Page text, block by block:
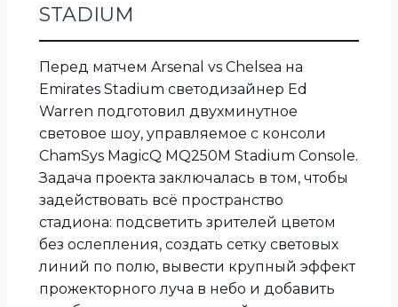
STADIUM
Перед матчем Arsenal vs Chelsea на
Emirates Stadium светодизайнер Ed
Warren подготовил двухминутное
световое шоу, управляемое с консоли
ChamSys MagicQ MQ250M Stadium Console.
Задача проекта заключалась в том, чтобы
задействовать всё пространство
стадиона: подсветить зрителей цветом
без ослепления, создать сетку световых
линий по полю, вывести крупный эффект
прожекторного луча в небо и добавить